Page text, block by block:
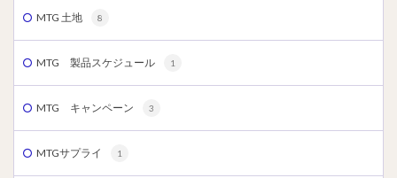
MTG 土地 8
MTG 製品スケジュール 1
MTG キャンペーン 3
MTGサプライ 1